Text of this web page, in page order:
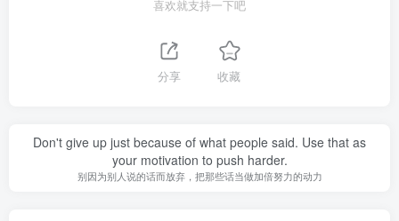
喜欢就支持一下吧
分享 收藏
Don't give up just because of what people said. Use that as
your motivation to push harder.
别因为别人说的话而放弃，把那些话当做加倍努力的动力